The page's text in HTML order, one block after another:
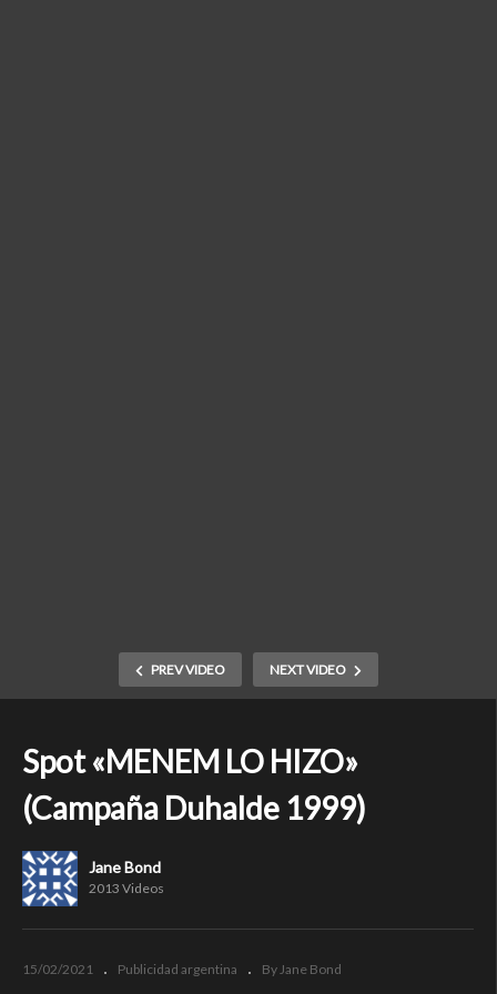
PREV VIDEO NEXT VIDEO
Spot «MENEM LO HIZO»
(Campaña Duhalde 1999)
Jane Bond
2013 Videos
15/02/2021 Publicidad argentina By Jane Bond